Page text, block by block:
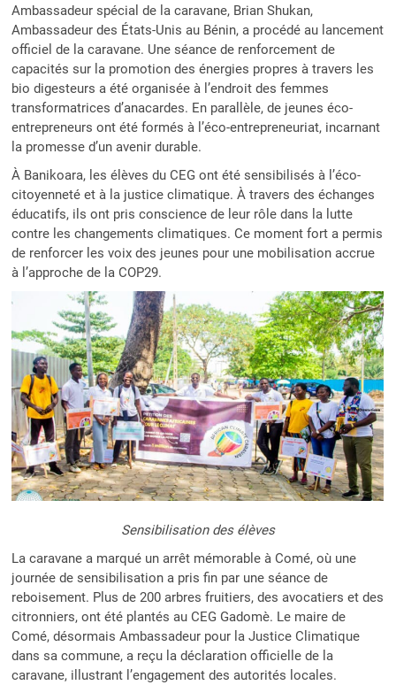
Ambassadeur spécial de la caravane, Brian Shukan,
Ambassadeur des États-Unis au Bénin, a procédé au lancement
officiel de la caravane. Une séance de renforcement de
capacités sur la promotion des énergies propres à travers les
bio digesteurs a été organisée à l’endroit des femmes
transformatrices d’anacardes. En parallèle, de jeunes éco-
entrepreneurs ont été formés à l’éco-entrepreneuriat, incarnant
la promesse d’un avenir durable.
À Banikoara, les élèves du CEG ont été sensibilisés à l’éco-
citoyenneté et à la justice climatique. À travers des échanges
éducatifs, ils ont pris conscience de leur rôle dans la lutte
contre les changements climatiques. Ce moment fort a permis
de renforcer les voix des jeunes pour une mobilisation accrue
à l’approche de la COP29.
Sensibilisation des élèves
La caravane a marqué un arrêt mémorable à Comé, où une
journée de sensibilisation a pris fin par une séance de
reboisement. Plus de 200 arbres fruitiers, des avocatiers et des
citronniers, ont été plantés au CEG Gadomè. Le maire de
Comé, désormais Ambassadeur pour la Justice Climatique
dans sa commune, a reçu la déclaration officielle de la
caravane, illustrant l’engagement des autorités locales.